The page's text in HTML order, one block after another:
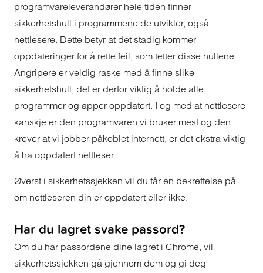
programvareleverandører hele tiden finner
sikkerhetshull i programmene de utvikler, også
nettlesere. Dette betyr at det stadig kommer
oppdateringer for å rette feil, som tetter disse hullene.
Angripere er veldig raske med å finne slike
sikkerhetshull, det er derfor viktig å holde alle
programmer og apper oppdatert. I og med at nettlesere
kanskje er den programvaren vi bruker mest og den
krever at vi jobber påkoblet internett, er det ekstra viktig
å ha oppdatert nettleser.
Øverst i sikkerhetssjekken vil du får en bekreftelse på
om nettleseren din er oppdatert eller ikke.
Har du lagret svake passord?
Om du har passordene dine lagret i Chrome, vil
sikkerhetssjekken gå gjennom dem og gi deg